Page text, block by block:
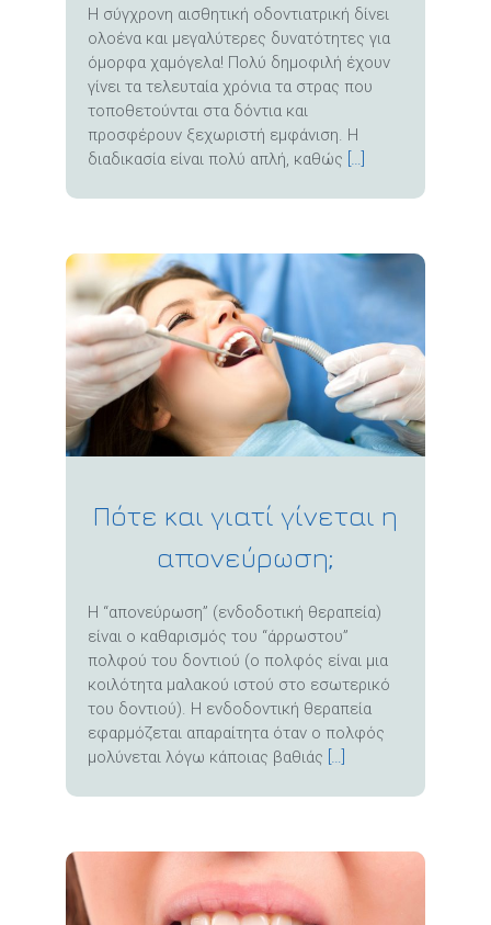
Η σύγχρονη αισθητική οδοντιατρική δίνει
ολοένα και μεγαλύτερες δυνατότητες για
όμορφα χαμόγελα! Πολύ δημοφιλή έχουν
γίνει τα τελευταία χρόνια τα στρας που
τοποθετούνται στα δόντια και
προσφέρουν ξεχωριστή εμφάνιση. Η
διαδικασία είναι πολύ απλή, καθώς […]
Πότε και γιατί γίνεται η
απονεύρωση;
Η “απονεύρωση” (ενδοδοτική θεραπεία)
είναι ο καθαρισμός του “άρρωστου”
πολφού του δοντιού (ο πολφός είναι μια
κοιλότητα μαλακού ιστού στο εσωτερικό
του δοντιού). Η ενδοδοντική θεραπεία
εφαρμόζεται απαραίτητα όταν ο πολφός
μολύνεται λόγω κάποιας βαθιάς […]